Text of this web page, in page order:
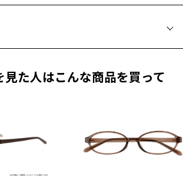
お気に入りに追加済です。
お気に入りリストはこちら
キーワードに、ハイグレードなライフスタイル
、スーツなどのビジネスウェアから、デザイナ
、
けたファッションを提案します。
体差があり、画像と異なる場合がございます。
、販売から一定期間経過した商品などです。キ
級品ではございません。
メガネサイズを確認するには？
レンズの合計料金を知りたい方へ
ム１年間品質保証
交換が行われた場合、保証期間は初期の期間から
、「レンズ交換券」をお選びのうえ、
にてレンズをお買い求めください。
ケージ品では「レンズ交換券」はお選び
がわからない方へ＞
見た人はこんな商品を買って